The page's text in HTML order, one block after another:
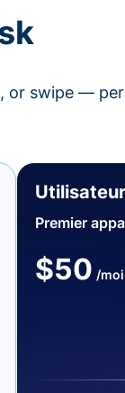
or swipe —
Premier
$50 /